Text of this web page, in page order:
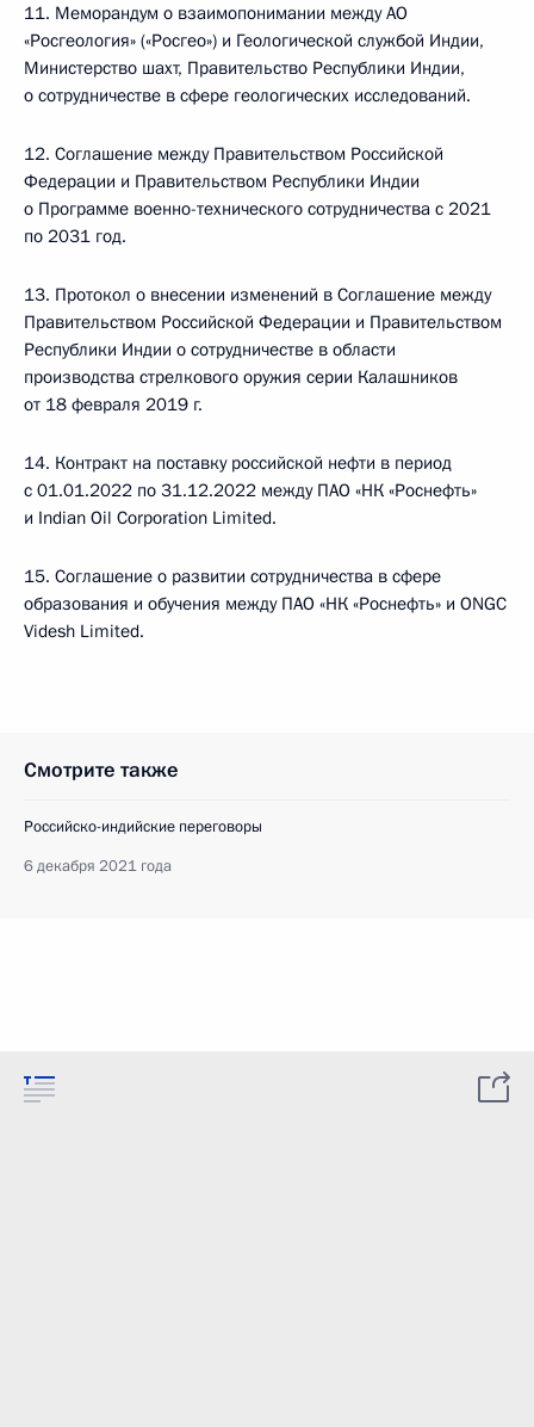
11. Меморандум о взаимопонимании между АО
«Росгеология» («Росгео») и Геологической службой Индии,
Министерство шахт, Правительство Республики Индии,
о сотрудничестве в сфере геологических исследований.
12. Соглашение между Правительством Российской
Федерации и Правительством Республики Индии
о Программе военно-технического сотрудничества с 2021
по 2031 год.
13. Протокол о внесении изменений в Соглашение между
Правительством Российской Федерации и Правительством
Республики Индии о сотрудничестве в области
производства стрелкового оружия серии Калашников
от 18 февраля 2019 г.
14. Контракт на поставку российской нефти в период
с 01.01.2022 по 31.12.2022 между ПАО «НК «Роснефть»
и Indian Oil Corporation Limited.
15. Соглашение о развитии сотрудничества в сфере
образования и обучения между ПАО «НК «Роснефть» и ONGC
Videsh Limited.
Смотрите также
Российско-индийские переговоры
6 декабря 2021 года